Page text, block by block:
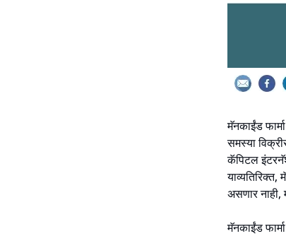
मॅनकाईंड
समस्या
कॅपिटल
असणार नाही,
मॅनकाईंड